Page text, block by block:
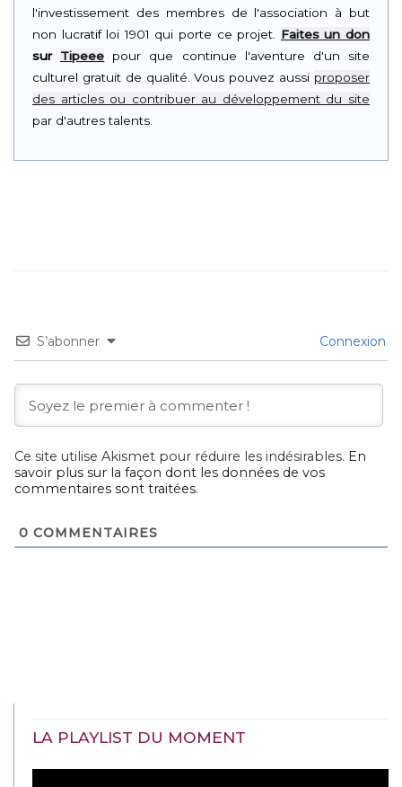
l'investissement des membres de l'association à but
non lucratif loi 1901 qui porte ce projet. Faites un don
sur Tipeee pour que continue l'aventure d'un site
culturel gratuit de qualité. Vous pouvez aussi proposer
des articles ou contribuer au développement du site
par d'autres talents.
S’abonner Connexion
Ce site utilise Akismet pour réduire les indésirables. En
savoir plus sur la façon dont les données de vos
commentaires sont traitées.
0 COMMENTAIRES
LA PLAYLIST DU MOMENT